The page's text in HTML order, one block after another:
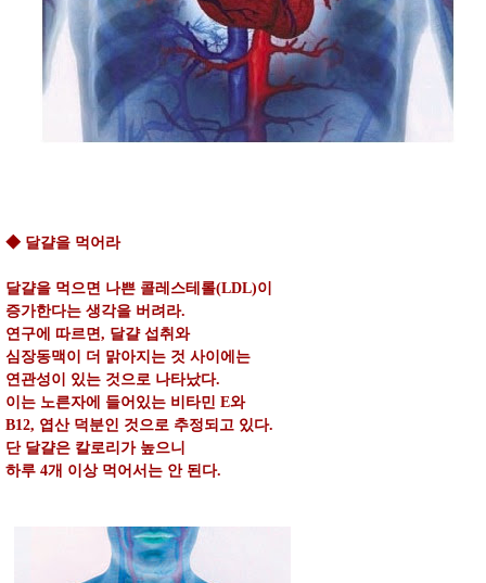
◆ 달걀을 먹어라
달걀을 먹으면 나쁜 콜레스테롤(LDL)이
증가한다는 생각을 버려라.
연구에 따르면, 달걀 섭취와
심장동맥이 더 맑아지는 것 사이에는
연관성이 있는 것으로 나타났다.
이는 노른자에 들어있는 비타민 E와
B12, 엽산 덕분인 것으로 추정되고 있다.
단 달걀은 칼로리가 높으니
하루 4개 이상 먹어서는 안 된다.